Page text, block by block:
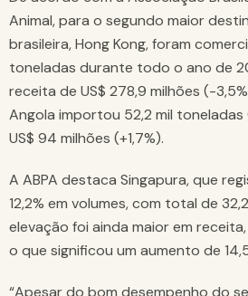
Animal, para o segundo maior
brasileira, Hong Kong, foram
toneladas durante todo o ano de
receita de US$ 278,9 milhões (-
Angola importou 52,2 mil toneladas
US$ 94 milhões (+1,7%).
A ABPA destaca Singapura, que
12,2% em volumes, com total de
elevação foi ainda maior em
o que significou um aumento de
“Apesar do bom desempenho do